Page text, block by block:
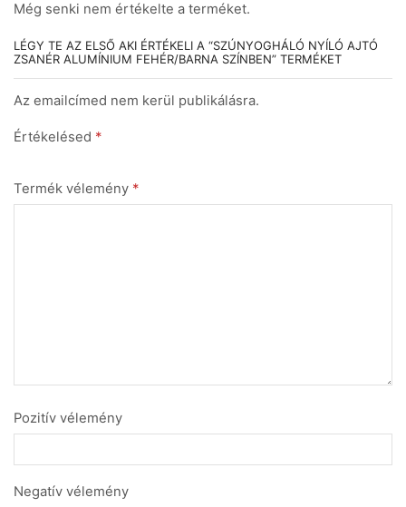
Még senki nem értékelte a terméket.
LÉGY TE AZ ELSŐ AKI ÉRTÉKELI A “SZÚNYOGHÁLÓ NYÍLÓ AJTÓ
ZSANÉR ALUMÍNIUM FEHÉR/BARNA SZÍNBEN” TERMÉKET
Az emailcímed nem kerül publikálásra.
Értékelésed *
Termék vélemény *
Pozitív vélemény
Negatív vélemény